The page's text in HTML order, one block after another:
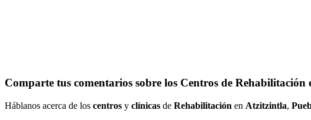
Comparte tus comentarios sobre los Centros de Rehabilitación
Háblanos acerca de los centros y clínicas de Rehabilitación en Atzitzintla,